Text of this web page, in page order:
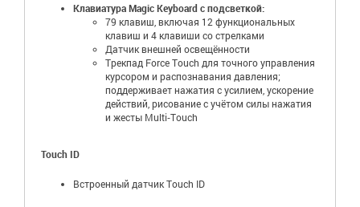
Клавиатура Magic Keyboard с подсветкой:
79 клавиш, включая 12 функциональных
клавиш и 4 клавиши со стрелками
Датчик внешней освещённости
Трекпад Force Touch для точного управления
курсором и распознавания давления;
поддерживает нажатия с усилием, ускорение
действий, рисование с учётом силы нажатия
и жесты Multi‑Touch
Touch ID
Встроенный датчик Touch ID